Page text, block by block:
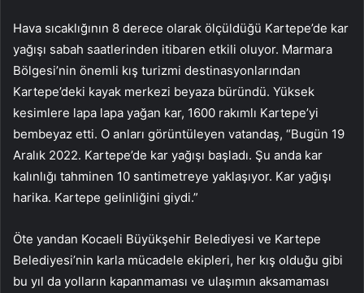
Hava sıcaklığının 8 derece olarak ölçüldüğü Kartepe’de kar
yağışı sabah saatlerinden itibaren etkili oluyor. Marmara
Bölgesi’nin önemli kış turizmi destinasyonlarından
Kartepe’deki kayak merkezi beyaza büründü. Yüksek
kesimlere lapa lapa yağan kar, 1600 rakımlı Kartepe’yi
bembeyaz etti. O anları görüntüleyen vatandaş, “Bugün 19
Aralık 2022. Kartepe’de kar yağışı başladı. Şu anda kar
kalınlığı tahminen 10 santimetreye yaklaşıyor. Kar yağışı
harika. Kartepe gelinliğini giydi.”
Öte yandan Kocaeli Büyükşehir Belediyesi ve Kartepe
Belediyesi’nin karla mücadele ekipleri, her kış olduğu gibi
bu yıl da yolların kapanmaması ve ulaşımın aksamaması